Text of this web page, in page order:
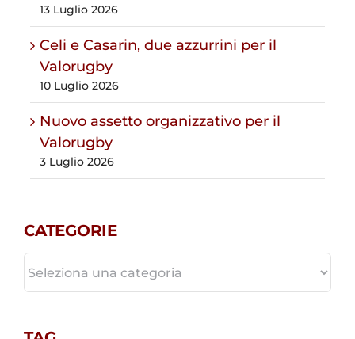
13 Luglio 2026
Celi e Casarin, due azzurrini per il
Valorugby
10 Luglio 2026
Nuovo assetto organizzativo per il
Valorugby
3 Luglio 2026
CATEGORIE